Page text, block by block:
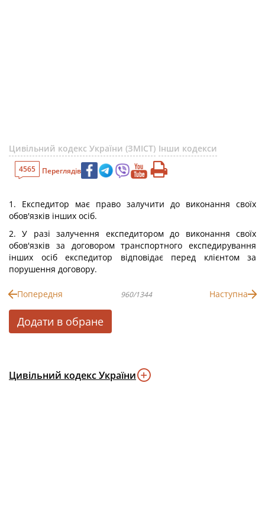
Цивільний кодекс України (ЗМІСТ) Інши кодекси
4565 Переглядів
1. Експедитор має право залучити до виконання своїх
обов'язків інших осіб.
2. У разі залучення експедитором до виконання своїх
обов'язків за договором транспортного експедирування
інших осіб експедитор відповідає перед клієнтом за
порушення договору.
Попередня 960/1344 Наступна
Додати в обране
Цивільний кодекс України